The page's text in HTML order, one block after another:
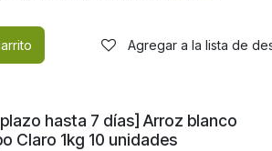
Agregar a la lista de
hasta 7 días] Arroz blanco
Claro 1kg 10 unidades